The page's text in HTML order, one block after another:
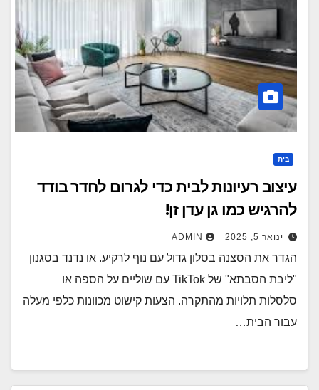
בית
עיצוב רעיונות לבית כדי לגרום לחדר בודד
להרגיש כמו גן עדן זן!
ינואר 5, 2025 ADMIN
הגדר את הסצנה בסלון גדול עם נוף לרקיע. או נדנד בסגנון
"ליבת הסבתא" של TikTok עם שוליים על הספה או
סלסלות תלויות מהתקרה. הצעות קישוט מכוונות כלפי מעלה
עבור הבית…